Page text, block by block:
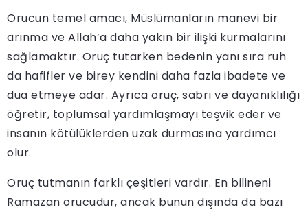
Orucun temel amacı, Müslümanların manevi bir
arınma ve Allah’a daha yakın bir ilişki kurmalarını
sağlamaktır. Oruç tutarken bedenin yanı sıra ruh
da hafifler ve birey kendini daha fazla ibadete ve
dua etmeye adar. Ayrıca oruç, sabrı ve dayanıklılığı
öğretir, toplumsal yardımlaşmayı teşvik eder ve
insanın kötülüklerden uzak durmasına yardımcı
olur.
Oruç tutmanın farklı çeşitleri vardır. En bilineni
Ramazan orucudur, ancak bunun dışında da bazı